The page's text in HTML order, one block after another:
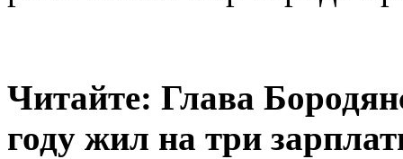
Читайте: Глава
году жил на три